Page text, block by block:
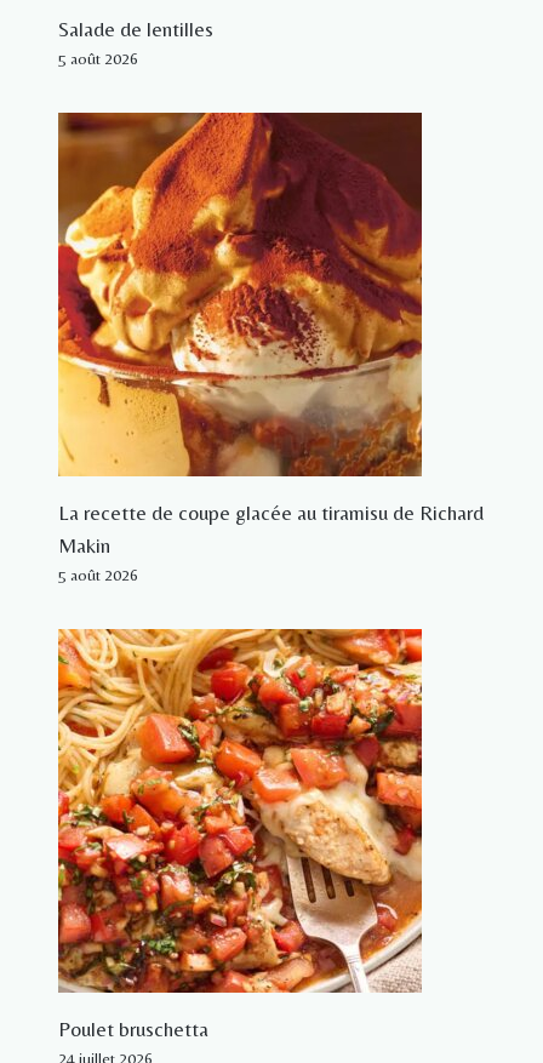
Salade de lentilles
5 août 2026
La recette de coupe glacée au tiramisu de Richard
Makin
5 août 2026
Poulet bruschetta
24 juillet 2026